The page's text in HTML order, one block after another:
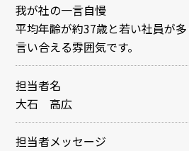
我が社の一言自慢
平均年齢が約37歳と若い社員が
言い合える雰囲気です。
担当者名
大石 高広
担当者メッセージ